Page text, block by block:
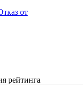
от
рейтинга